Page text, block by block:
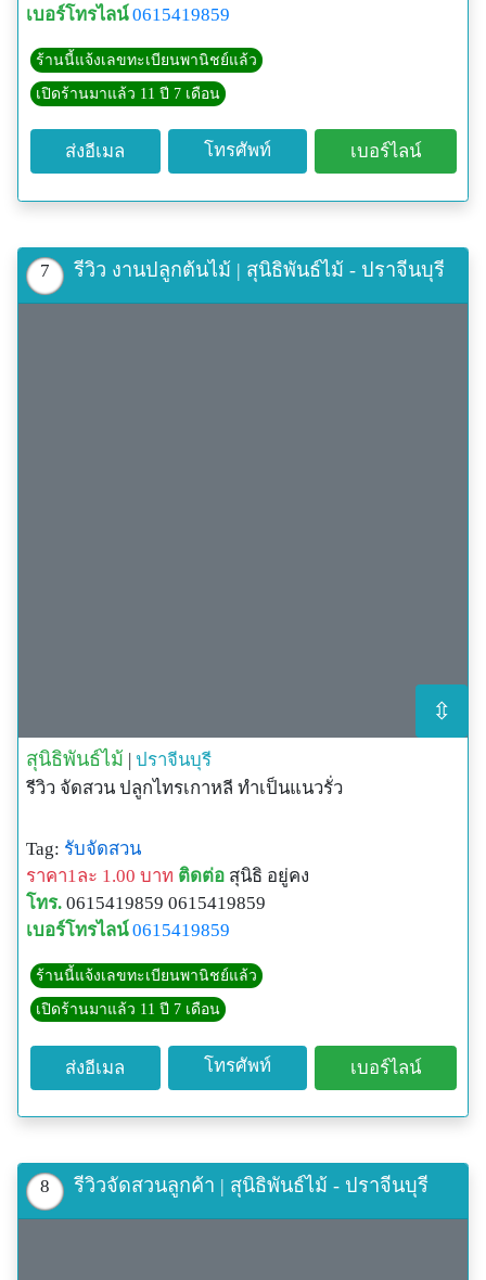
เบอร์โทรไลน์ 0615419859
ร้านนี้แจ้งเลขทะเบียนพานิชย์แล้ว
เปิดร้านมาแล้ว 11 ปี 7 เดือน
ส่งอีเมล โทรศัพท์ เบอร์ไลน์
7 รีวิว งานปลูกต้นไม้ | สุนิธิพันธ์ไม้ - ปราจีนบุรี
⇳
สุนิธิพันธ์ไม้ | ปราจีนบุรี
รีวิว จัดสวน ปลูกไทรเกาหลี ทำเป็นแนวรั่ว
Tag: รับจัดสวน
ราคา1ละ 1.00 บาท ติดต่อ สุนิธิ อยู่คง
โทร. 0615419859 0615419859
เบอร์โทรไลน์ 0615419859
ร้านนี้แจ้งเลขทะเบียนพานิชย์แล้ว
เปิดร้านมาแล้ว 11 ปี 7 เดือน
ส่งอีเมล โทรศัพท์ เบอร์ไลน์
8 รีวิวจัดสวนลูกค้า | สุนิธิพันธ์ไม้ - ปราจีนบุรี